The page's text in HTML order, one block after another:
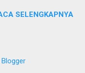
hari Ingat: Kalimat
depan, akan, dan
SELENGKAPNYA